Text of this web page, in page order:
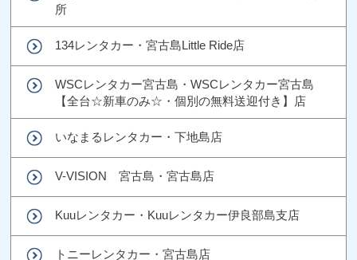
所
134レンタカー・宮古島Little Ride店
WSCレンタカー宮古島・WSCレンタカー宮古島
【全台☆新車のみ☆・個別の無料送迎付き】店
いなまるレンタカー・下地島店
V-VISION 宮古島・宮古島店
Kuuレンタカー・Kuuレンタカー伊良部島支店
トニーレンタカー・宮古島店